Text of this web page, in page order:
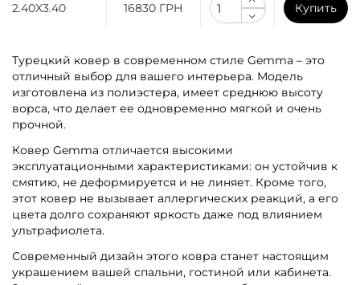
2.40X3.40 16830 ГРН Купить
Турецкий ковер в современном стиле Gemma – это
отличный выбор для вашего интерьера. Модель
изготовлена ​​из полиэстера, имеет среднюю высоту
ворса, что делает ее одновременно мягкой и очень
прочной.
Ковер Gemma отличается высокими
эксплуатационными характеристиками: он устойчив к
смятию, не деформируется и не линяет. Кроме того,
этот ковер не вызывает аллергических реакций, а его
цвета долго сохраняют яркость даже под влиянием
ультрафиолета.
Современный дизайн этого ковра станет настоящим
украшением вашей спальни, гостиной или кабинета.